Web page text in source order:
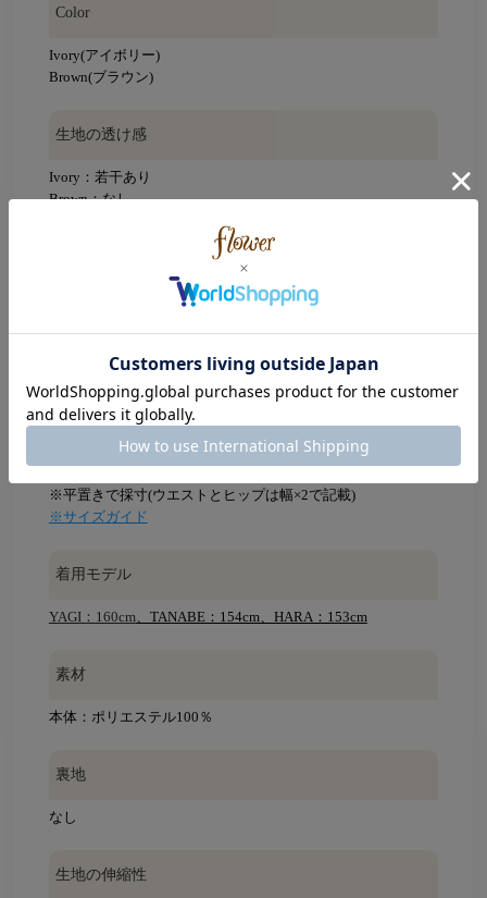
Color
Ivory(アイボリー)
Brown(ブラウン)
生地の透け感
Ivory：若干あり
Brown：なし
肩幅：57cm
身幅：58.5cm
袖丈：47cm
袖幅：25cm
袖口幅：9.5cm
※平置きで採寸(ウエストとヒップは幅×2で記載)
※サイズガイド
着用モデル
YAGI：160cm、TANABE：154cm、HARA：153cm
素材
本体：ポリエステル100％
裏地
なし
生地の伸縮性